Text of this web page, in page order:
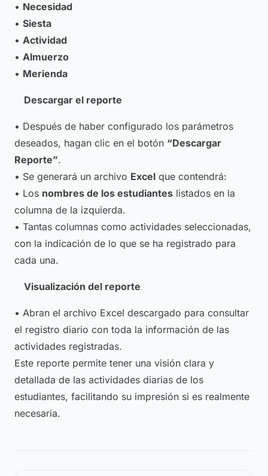
• Necesidad
• Siesta
• Actividad
• Almuerzo
• Merienda
Descargar el reporte
• Después de haber configurado los parámetros
deseados, hagan clic en el botón “Descargar
Reporte”.
• Se generará un archivo Excel que contendrá:
• Los nombres de los estudiantes listados en la
columna de la izquierda.
• Tantas columnas como actividades seleccionadas,
con la indicación de lo que se ha registrado para
cada una.
Visualización del reporte
• Abran el archivo Excel descargado para consultar
el registro diario con toda la información de las
actividades registradas.
Este reporte permite tener una visión clara y
detallada de las actividades diarias de los
estudiantes, facilitando su impresión si es realmente
necesaria.